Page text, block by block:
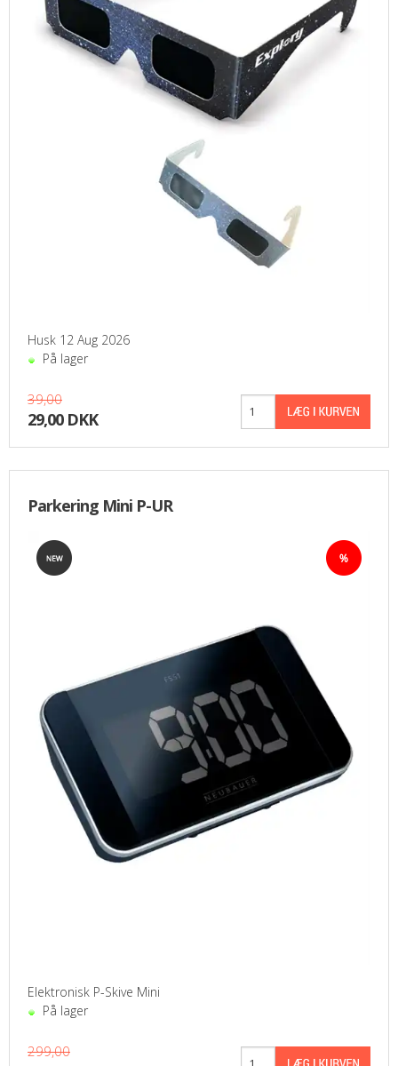
KABLER
PASFOTO
BESTIL
NYHEDER
TILBUD
VILKÅR
Husk 12 Aug 2026
På lager
39,00
29,00 DKK
Parkering Mini P-UR
Elektronisk P-Skive Mini
På lager
299,00